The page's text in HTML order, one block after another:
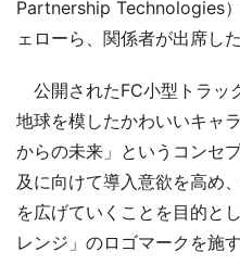
Partnership Technologies
ェローら、関係者が出席した
公開されたFC小型トラッ
地球を模したかわいいキャ
からの未来」というコンセ
及に向けて導入意欲を高め
を広げていくことを目的と
レンジ」のロゴマークを施す